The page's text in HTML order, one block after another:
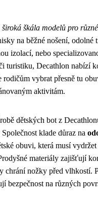
široká škála modelů pro
na běžné nošení, odolné
izolací, nebo
turistiku, Decathlon nabízí
vybrat přesně tu
aktivitám.
dětských bot z
klade důraz na
obuvi, která musí
materiály zajišťují
chrání nožky před vlhkostí.
bezpečnost na různých